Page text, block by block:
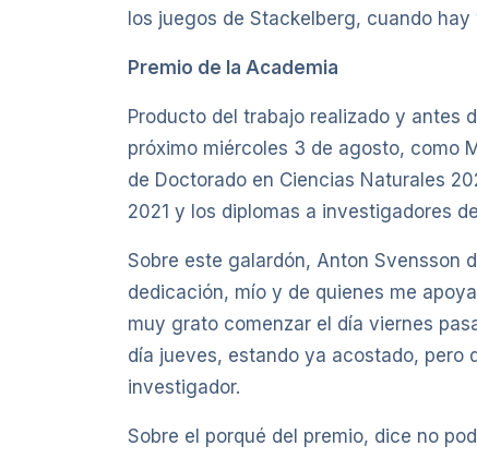
los juegos de Stackelberg, cuando
Premio de la Academia
Producto del trabajo realizado y antes
próximo miércoles 3 de agosto, como
de Doctorado en Ciencias Naturales
2021 y los diplomas a investigadores
Sobre este galardón, Anton Svensson
dedicación, mío y de quienes me
muy grato comenzar el día viernes
día jueves, estando ya acostado, pero
investigador.
Sobre el porqué del premio, dice no